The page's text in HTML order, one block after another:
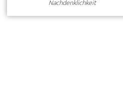
Nachdenklichkeit